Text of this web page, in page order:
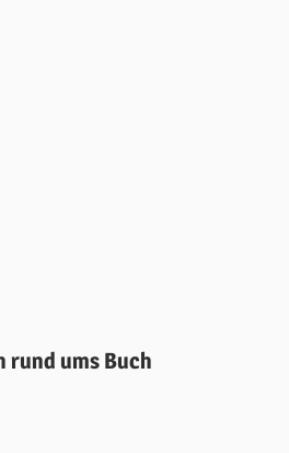
rund ums Buch